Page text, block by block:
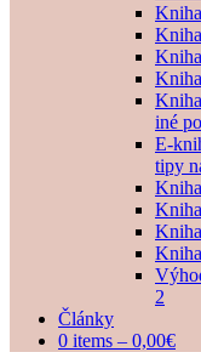
iné
E-
tipy
2
Články
0 items – 0,00€